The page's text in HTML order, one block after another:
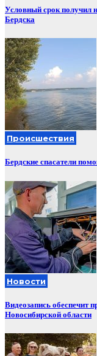
Условный срок получил
Бердска
Происшествия
Бердские спасатели
Новости
Видеозапись обеспечит
Новосибирской области